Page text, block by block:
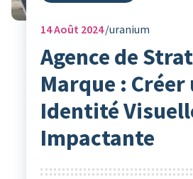
14Août 2024 uranium
Agence de
Marque : Créer
Identité
Impactante